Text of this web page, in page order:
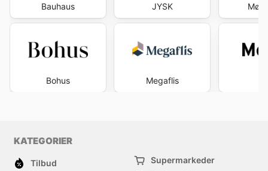
Bauhaus
Bohus
JYSK
Megaflis
KATEGORIER
Tilbud
Supermarkeder